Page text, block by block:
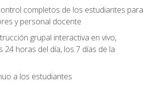
completos de los estudiantes para
y personal docente
grupal interactiva en vivo,
24 horas del día, los 7 días de la
a los estudiantes